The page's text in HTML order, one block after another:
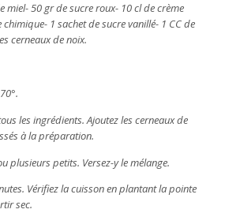
miel- 50 gr de sucre roux- 10 cl de crème
1 sachet de sucre vanillé- 1 CC de
cerneaux de noix.
les ingrédients. Ajoutez les cerneaux de
à la préparation.
plusieurs petits. Versez-y le mélange.
Vérifiez la cuisson en plantant la pointe
sec.